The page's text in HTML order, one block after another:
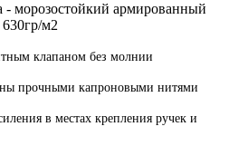
- морозостойкий армированный
м2
клапаном без молнии
прочными капроновыми нитями
в местах крепления ручек и